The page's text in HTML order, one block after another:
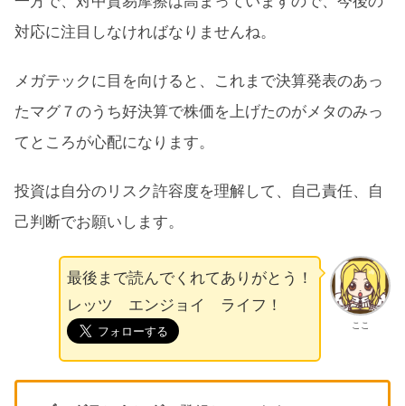
対応に注目しなければなりませんね。
メガテックに目を向けると、これまで決算発表のあっ
たマグ７のうち好決算で株価を上げたのがメタのみっ
てところが心配になります。
投資は自分のリスク許容度を理解して、自己責任、自
己判断でお願いします。
ここ
最後まで読んでくれてありがとう！
レッツ エンジョイ ライフ！